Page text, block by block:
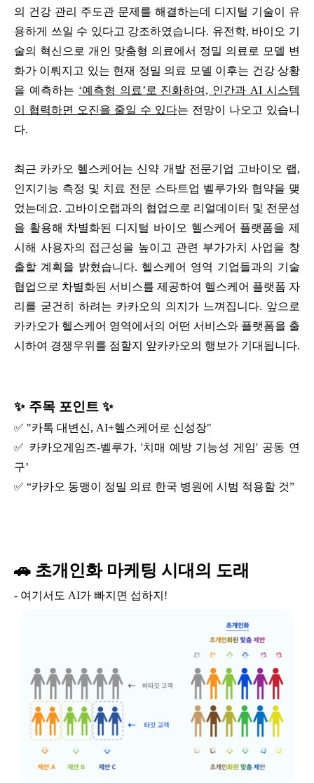
의 건강 관리 주도관 문제를 해결하는데 디지털 기술이 유
용하게 쓰일 수 있다고 강조하였습니다. 유전학, 바이오 기
술의 혁신으로 개인 맞춤형 의료에서 정밀 의료로 모델 변
화가 이뤄지고 있는 현재 정밀 의료 모델 이후는 건강 상황
을 예측하는 ‘예측형 의료’로 진화하여, 인간과 AI 시스템
이 협력하면 오진을 줄일 수 있다는 전망이 나오고 있습니
다.
최근 카카오 헬스케어는 신약 개발 전문기업 고바이오 랩,
인지기능 측정 및 치료 전문 스타트업 벨루가와 협약을 맺
었는데요. 고바이오랩과의 협업으로 리얼데이터 및 전문성
을 활용해 차별화된 디지털 바이오 헬스케어 플랫폼을 제
시해 사용자의 접근성을 높이고 관련 부가가치 사업을 창
출할 계획을 밝혔습니다. 헬스케어 영역 기업들과의 기술
협업으로 차별화된 서비스를 제공하여 헬스케어 플랫폼 자
리를 굳건히 하려는 카카오의 의지가 느껴집니다. 앞으로
카카오가 헬스케어 영역에서의 어떤 서비스와 플랫폼을 출
시하여 경쟁우위를 점할지 앞카카오의 행보가 기대됩니다.
✨ 주목 포인트 ✨
✅ "카톡 대변신, AI+헬스케어로 신성장"
✅ 카카오게임즈-벨루가, '치매 예방 기능성 게임' 공동 연
구’
✅ “카카오 동맹이 정밀 의료 한국 병원에 시범 적용할 것”
🚗 초개인화 마케팅 시대의 도래
- 여기서도 AI가 빠지면 섭하지!